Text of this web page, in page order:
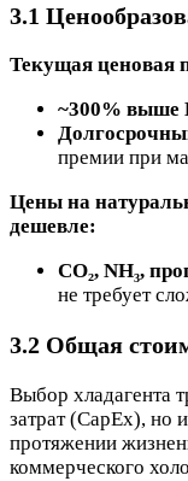
3.1
Текущая ценовая
~300% выше
премии при
Цены на
дешевле:
CO₂, NH₃,
не требует
3.2 Общая
Выбор хладагента
затрат (CapEx), но
протяжении
коммерческого